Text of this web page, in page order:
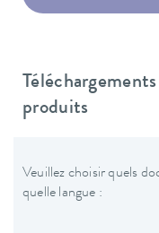
produits
Veuillez choisir quels
quelle langue :